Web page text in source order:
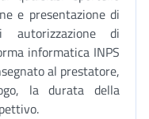
e presentazione di
autorizzazione di
informatica INPS
al prestatore,
la durata della